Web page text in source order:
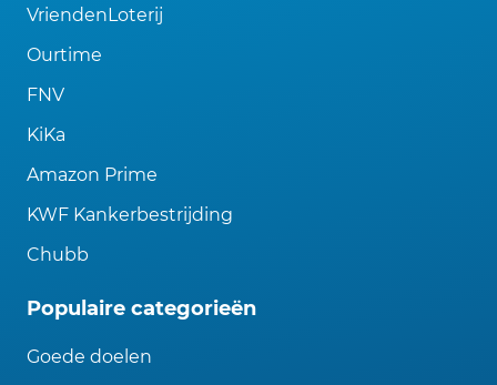
VriendenLoterij
Ourtime
FNV
KiKa
Amazon Prime
KWF Kankerbestrijding
Chubb
Populaire categorieën
Goede doelen